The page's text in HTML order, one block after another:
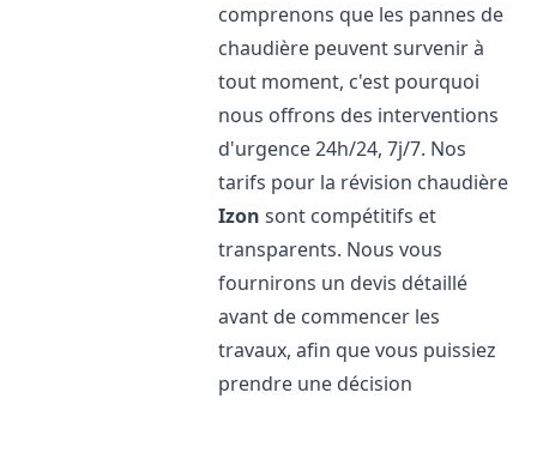
comprenons que les pannes de
chaudière peuvent survenir à
tout moment, c'est pourquoi
nous offrons des interventions
d'urgence 24h/24, 7j/7. Nos
tarifs pour la révision chaudière
Izon sont compétitifs et
transparents. Nous vous
fournirons un devis détaillé
avant de commencer les
travaux, afin que vous puissiez
prendre une décision